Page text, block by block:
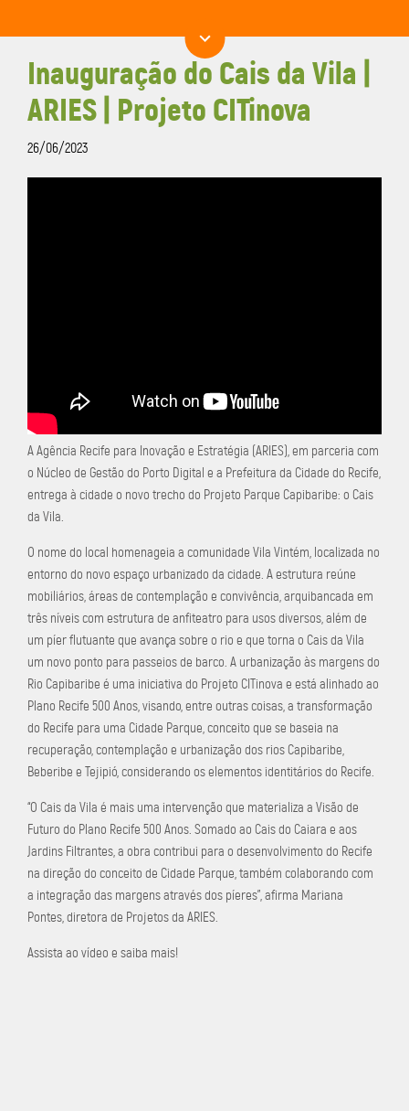
Inauguração do Cais da Vila |
ARIES | Projeto CITinova
26/06/2023
A Agência Recife para Inovação e Estratégia (ARIES), em parceria com
o Núcleo de Gestão do Porto Digital e a Prefeitura da Cidade do Recife,
entrega à cidade o novo trecho do Projeto Parque Capibaribe: o Cais
da Vila.
O nome do local homenageia a comunidade Vila Vintém, localizada no
entorno do novo espaço urbanizado da cidade. A estrutura reúne
mobiliários, áreas de contemplação e convivência, arquibancada em
três níveis com estrutura de anfiteatro para usos diversos, além de
um píer flutuante que avança sobre o rio e que torna o Cais da Vila
um novo ponto para passeios de barco. A urbanização às margens do
Rio Capibaribe é uma iniciativa do Projeto CITinova e está alinhado ao
Plano Recife 500 Anos, visando, entre outras coisas, a transformação
do Recife para uma Cidade Parque, conceito que se baseia na
recuperação, contemplação e urbanização dos rios Capibaribe,
Beberibe e Tejipió, considerando os elementos identitários do Recife.
“O Cais da Vila é mais uma intervenção que materializa a Visão de
Futuro do Plano Recife 500 Anos. Somado ao Cais do Caiara e aos
Jardins Filtrantes, a obra contribui para o desenvolvimento do Recife
na direção do conceito de Cidade Parque, também colaborando com
a integração das margens através dos píeres”, afirma Mariana
Pontes, diretora de Projetos da ARIES.
Assista ao vídeo e saiba mais!